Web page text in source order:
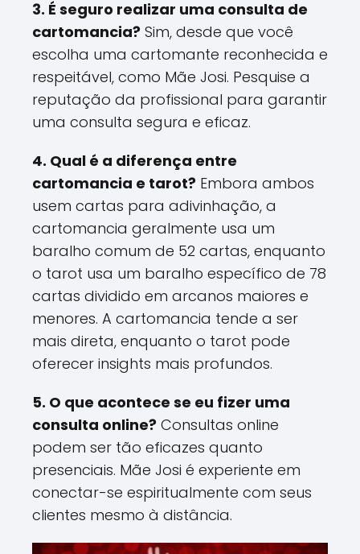
3. É seguro realizar uma consulta de
cartomancia? Sim, desde que você
escolha uma cartomante reconhecida e
respeitável, como Mãe Josi. Pesquise a
reputação da profissional para garantir
uma consulta segura e eficaz.
4. Qual é a diferença entre
cartomancia e tarot? Embora ambos
usem cartas para adivinhação, a
cartomancia geralmente usa um
baralho comum de 52 cartas, enquanto
o tarot usa um baralho específico de 78
cartas dividido em arcanos maiores e
menores. A cartomancia tende a ser
mais direta, enquanto o tarot pode
oferecer insights mais profundos​.
5. O que acontece se eu fizer uma
consulta online? Consultas online
podem ser tão eficazes quanto
presenciais. Mãe Josi é experiente em
conectar-se espiritualmente com seus
clientes mesmo à distância​.